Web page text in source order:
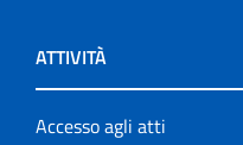
ATTIVITÀ
Accesso agli atti